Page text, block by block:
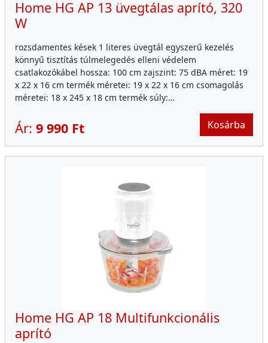
Home HG AP 13 üvegtálas aprító, 320
W
rozsdamentes kések 1 literes üvegtál egyszerű kezelés
könnyű tisztítás túlmelegedés elleni védelem
csatlakozókábel hossza: 100 cm zajszint: 75 dBA méret: 19
x 22 x 16 cm termék méretei: 19 x 22 x 16 cm csomagolás
méretei: 18 x 245 x 18 cm termék súly:…
Ár: 9 990 Ft Kosárba
Home HG AP 18 Multifunkcionális
aprító